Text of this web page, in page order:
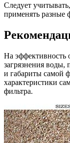
Следует
применять разные
На эффективность
загрязнения
и габариты самой
характеристики
фильтра.